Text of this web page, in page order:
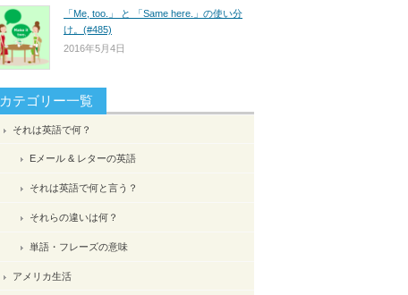
「Me, too.」 と 「Same here.」の使い分
け。(#485)
2016年5月4日
カテゴリー一覧
それは英語で何？
Eメール & レターの英語
それは英語で何と言う？
それらの違いは何？
単語・フレーズの意味
アメリカ生活